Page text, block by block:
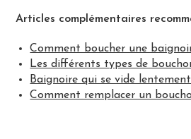
Articles complémentaires
Comment boucher une
Les différents types de
Baignoire qui se vide
Comment remplacer un